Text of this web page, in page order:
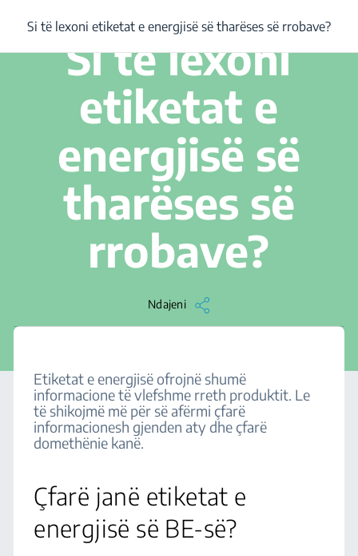
... Si të lexoni etiketat e energjisë së tharëses së rrobave?
4 min. Lexojeni
Si të lexoni
etiketat e
energjisë së
tharëses së
rrobave?
Ndajeni
Si të lexoni etiketat e energjisë së tharëses së rrobave?
Etiketat e energjisë ofrojnë shumë
informacione të vlefshme rreth produktit. Le
të shikojmë më për së afërmi çfarë
informacionesh gjenden aty dhe çfarë
domethënie kanë.
Çfarë janë etiketat e
energjisë së BE-së?